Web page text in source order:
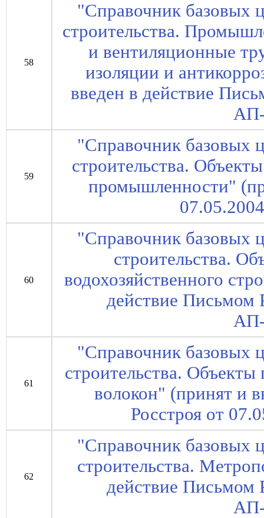
58
"Справочник базовых
строительства.
и вентиляционные
изоляции и
введен в действие
59
"Справочник базовых
строительства.
промышленности"
60
"Справочник базовых
строительства.
водохозяйственного
действие Письмом
61
"Справочник базовых
строительства.
волокон" (принят и
Росстроя от
62
"Справочник базовых
строительства.
действие Письмом